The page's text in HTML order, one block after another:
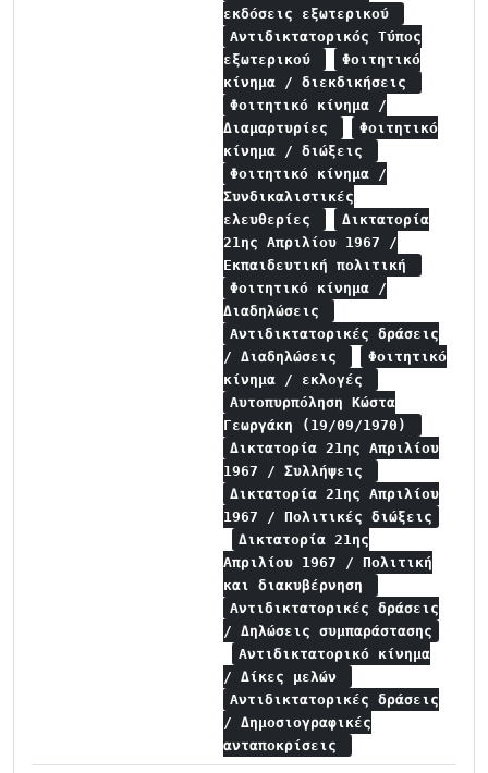
εκδόσεις εξωτερικού
Αντιδικτατορικός Τύπος
εξωτερικού
Φοιτητικό
κίνημα / διεκδικήσεις
Φοιτητικό κίνημα /
Διαμαρτυρίες
Φοιτητικό
κίνημα / διώξεις
Φοιτητικό κίνημα /
Συνδικαλιστικές
ελευθερίες
Δικτατορία
21ης Απριλίου 1967 /
Εκπαιδευτική πολιτική
Φοιτητικό κίνημα /
Διαδηλώσεις
Αντιδικτατορικές δράσεις
/ Διαδηλώσεις
Φοιτητικό
κίνημα / εκλογές
Αυτοπυρπόληση Κώστα
Γεωργάκη (19/09/1970)
Δικτατορία 21ης Απριλίου
1967 / Συλλήψεις
Δικτατορία 21ης Απριλίου
1967 / Πολιτικές διώξεις
Δικτατορία 21ης
Απριλίου 1967 / Πολιτική
και διακυβέρνηση
Αντιδικτατορικές δράσεις
/ Δηλώσεις συμπαράστασης
Αντιδικτατορικό κίνημα
/ Δίκες μελών
Αντιδικτατορικές δράσεις
/ Δημοσιογραφικές
ανταποκρίσεις